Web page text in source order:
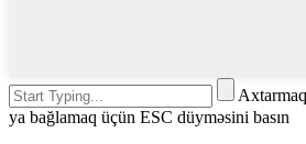
ya bağlamaq üçün ESC düyməsini basın